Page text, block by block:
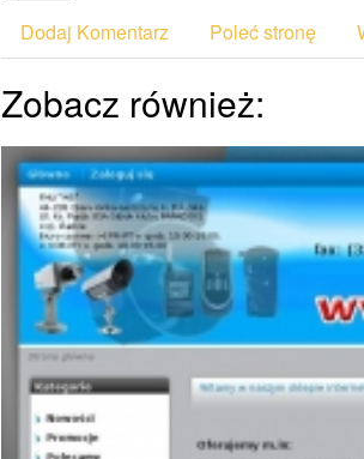
Dodaj Komentarz Poleć stronę
Zobacz również: